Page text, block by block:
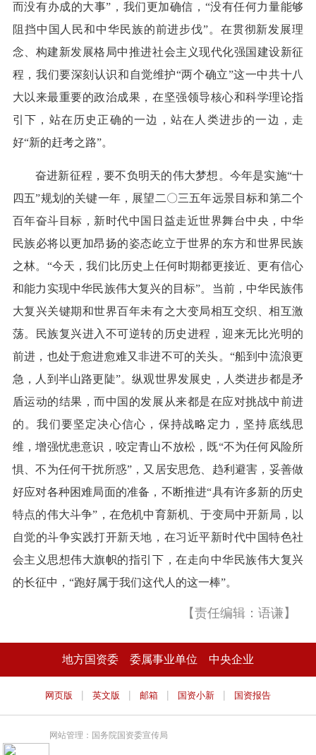
而没有办成的大事”，我们更加确信，“没有任何力量能够
阻挡中国人民和中华民族的前进步伐”。在贯彻新发展理
念、构建新发展格局中推进社会主义现代化强国建设新征
程，我们要深刻认识和自觉维护“两个确立”这一中共十八
大以来最重要的政治成果，在坚强领导核心和科学理论指
引下，站在历史正确的一边，站在人类进步的一边，走
好“新的赶考之路”。
奋进新征程，要不负明天的伟大梦想。今年是实施“十
四五”规划的关键一年，展望二〇三五年远景目标和第二个
百年奋斗目标，新时代中国日益走近世界舞台中央，中华
民族必将以更加昂扬的姿态屹立于世界的东方和世界民族
之林。“今天，我们比历史上任何时期都更接近、更有信心
和能力实现中华民族伟大复兴的目标”。当前，中华民族伟
大复兴关键期和世界百年未有之大变局相互交织、相互激
荡。民族复兴进入不可逆转的历史进程，迎来无比光明的
前进，也处于愈进愈难又非进不可的关头。“船到中流浪更
急，人到半山路更陡”。纵观世界发展史，人类进步都是矛
盾运动的结果，而中国的发展从来都是在应对挑战中前进
的。我们要坚定决心信心，保持战略定力，坚持底线思
维，增强忧患意识，咬定青山不放松，既“不为任何风险所
惧、不为任何干扰所惑”，又居安思危、趋利避害，妥善做
好应对各种困难局面的准备，不断推进“具有许多新的历史
特点的伟大斗争”，在危机中育新机、于变局中开新局，以
自觉的斗争实践打开新天地，在习近平新时代中国特色社
会主义思想伟大旗帜的指引下，在走向中华民族伟大复兴
的长征中，“跑好属于我们这代人的这一棒”。
【责任编辑：语谦】
地方国资委 委属事业单位 中央企业
网页版 | 英文版 | 邮箱 | 国资小新 | 国资报告
网站管理：国务院国资委宣传局